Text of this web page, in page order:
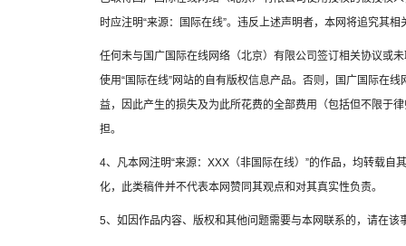
时应注明“来源：国际在线”。违反上述声明者，本网将追究其相
任何未与国广国际在线网络（北京）有限公司签订相关协议或
使用“国际在线”网站的自有版权信息产品。否则，国广国际在
益，因此产生的损失及为此所花费的全部费用（包括但不限于
担。
4、凡本网注明“来源：XXX（非国际在线）”的作品，均转载自
化，此类稿件并不代表本网赞同其观点和对其真实性负责。
5、如因作品内容、版权和其他问题需要与本网联系的，请在该